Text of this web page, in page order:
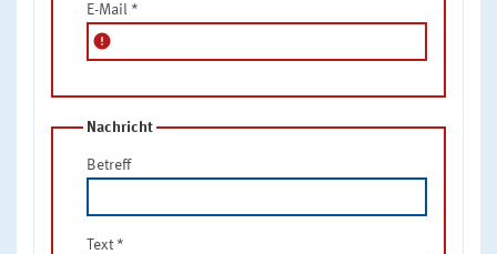
E-Mail *
error
Nachricht
Betreff
Text *